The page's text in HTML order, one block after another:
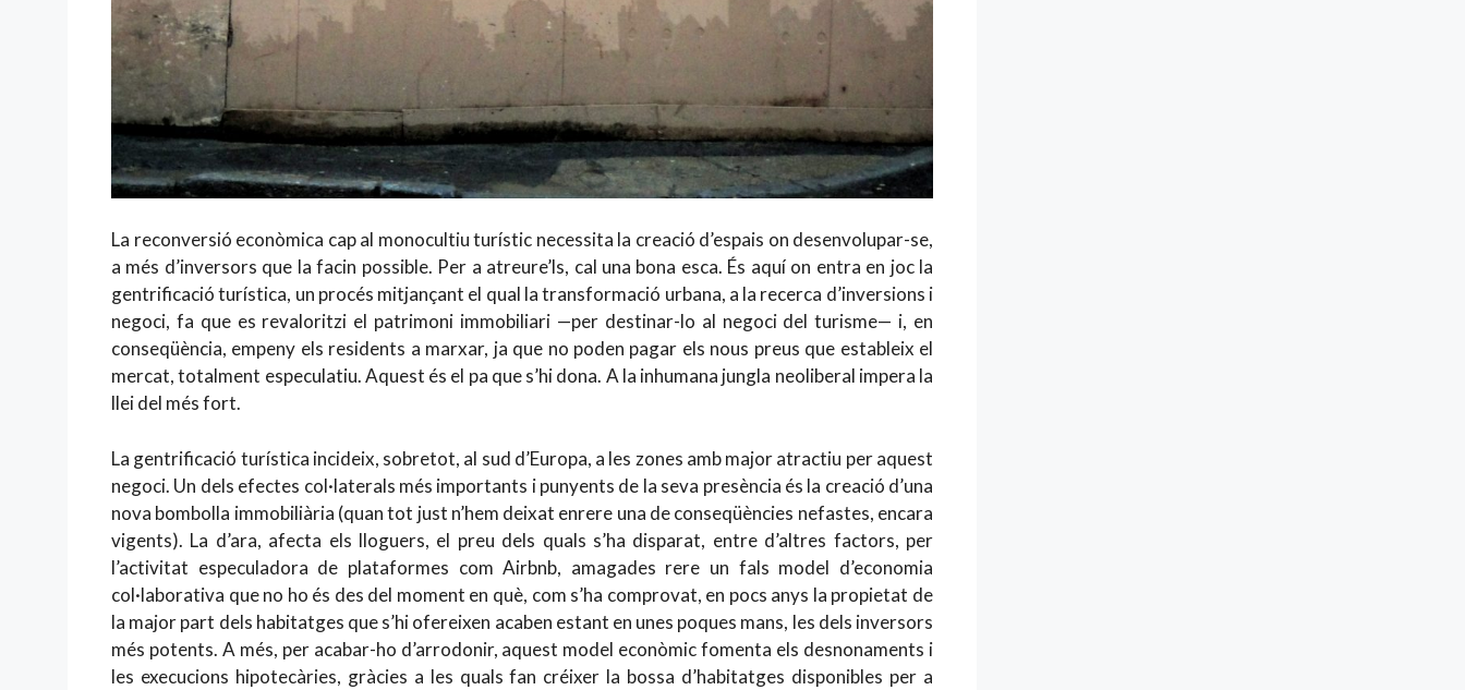
La reconversió econòmica cap al monocultiu turístic necessita la creació d’espais on desenvolupar-se,
a més d’inversors que la facin possible. Per a atreure’ls, cal una bona esca. És aquí on entra en joc la
gentrificació turística, un procés mitjançant el qual la transformació urbana, a la recerca d’inversions i
negoci, fa que es revaloritzi el patrimoni immobiliari —per destinar-lo al negoci del turisme— i, en
conseqüència, empeny els residents a marxar, ja que no poden pagar els nous preus que estableix el
mercat, totalment especulatiu. Aquest és el pa que s’hi dona. A la inhumana jungla neoliberal impera la
llei del més fort.
La gentrificació turística incideix, sobretot, al sud d’Europa, a les zones amb major atractiu per aquest
negoci. Un dels efectes col·laterals més importants i punyents de la seva presència és la creació d’una
nova bombolla immobiliària (quan tot just n’hem deixat enrere una de conseqüències nefastes, encara
vigents). La d’ara, afecta els lloguers, el preu dels quals s’ha disparat, entre d’altres factors, per
l’activitat especuladora de plataformes com Airbnb, amagades rere un fals model d’economia
col·laborativa que no ho és des del moment en què, com s’ha comprovat, en pocs anys la propietat de
la major part dels habitatges que s’hi ofereixen acaben estant en unes poques mans, les dels inversors
més potents. A més, per acabar-ho d’arrodonir, aquest model econòmic fomenta els desnonaments i
les execucions hipotecàries, gràcies a les quals fan créixer la bossa d’habitatges disponibles per a